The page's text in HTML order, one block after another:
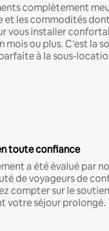
complètement
et les commodités
vous installer
mois ou plus. C'est la
à la sous-
toute confiance
a été évalué par
de voyageurs de
compter sur le
votre séjour prolongé.